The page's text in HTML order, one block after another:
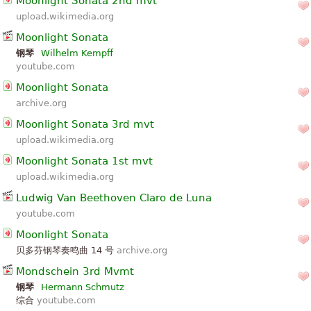
upload.wikimedia.org
Moonlight Sonata
钢琴
Wilhelm Kempff
youtube.com
Moonlight Sonata
archive.org
Moonlight Sonata 3rd mvt
upload.wikimedia.org
Moonlight Sonata 1st mvt
upload.wikimedia.org
Ludwig Van Beethoven Claro de Luna
youtube.com
Moonlight Sonata
贝多芬钢琴奏鸣曲 14 号 archive.org
Mondschein 3rd Mvmt
钢琴
Hermann Schmutz
综合 youtube.com